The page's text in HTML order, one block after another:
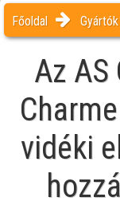
Főoldal Gyártók
Az
vidéki